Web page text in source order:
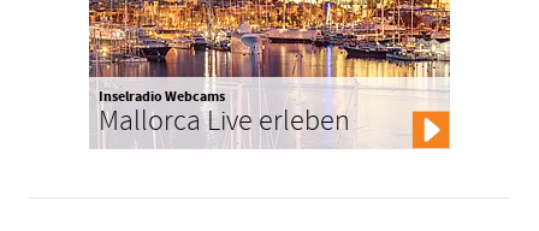
Inselradio Webcams
Mallorca Live erleben